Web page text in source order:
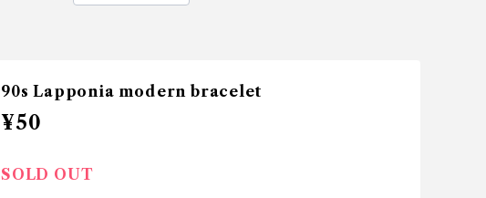
90s Lapponia modern bracelet
¥50
SOLD OUT